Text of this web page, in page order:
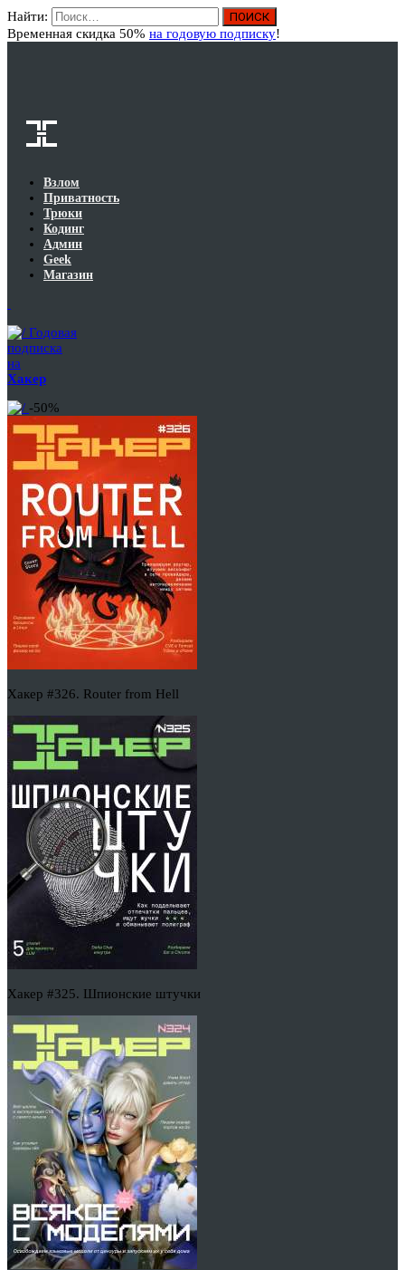
Найти:
Временная скидка 50% на годовую подписку!
Взлом
Приватность
Трюки
Кодинг
Админ
Geek
Магазин
Годовая
подписка
на
Хакер
-50%
Хакер #326. Router from Hell
Хакер #325. Шпионские штучки